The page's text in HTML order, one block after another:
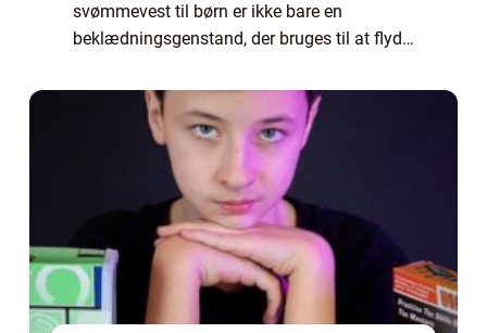
svømmevest til børn er ikke bare en
beklædningsgenstand, der bruges til at flyde
børns sikkerhed i og omkring vandet. Når b...